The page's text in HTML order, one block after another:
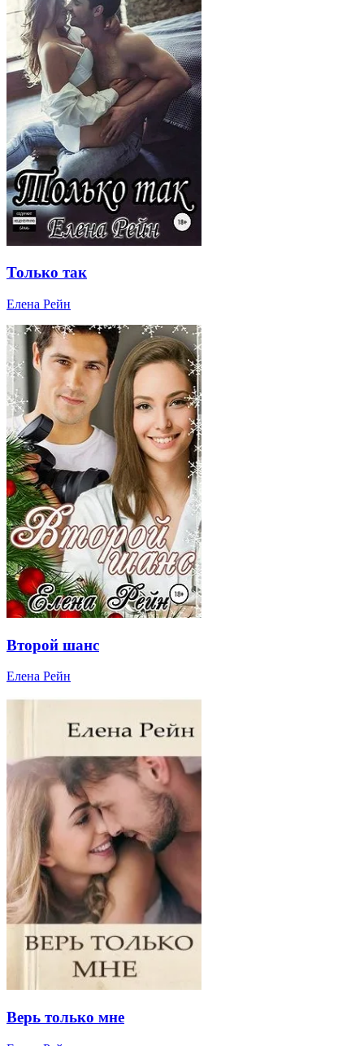
Только так
Елена Рейн
Второй шанс
Елена Рейн
Верь только мне